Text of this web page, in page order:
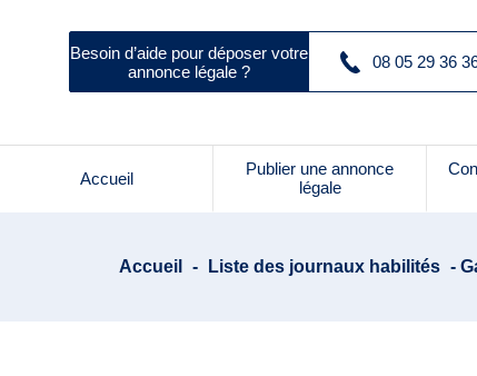
Besoin d’aide pour déposer votre
annonce légale ?
08 05 29 36
Accueil
Publier une annonce
légale
Accueil - Liste des journaux habilités -